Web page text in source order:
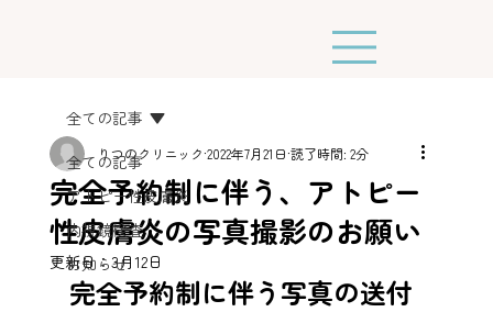
全ての記事
アトピー性皮膚炎
内視鏡検査
お知らせ
全ての記事
完全予約制に伴う、アトピー
性皮膚炎の写真撮影のお願い
りつのクリニック 2022年7月21日 読了時間: 2分
更新日：3月12日
完全予約制に伴う写真の送付